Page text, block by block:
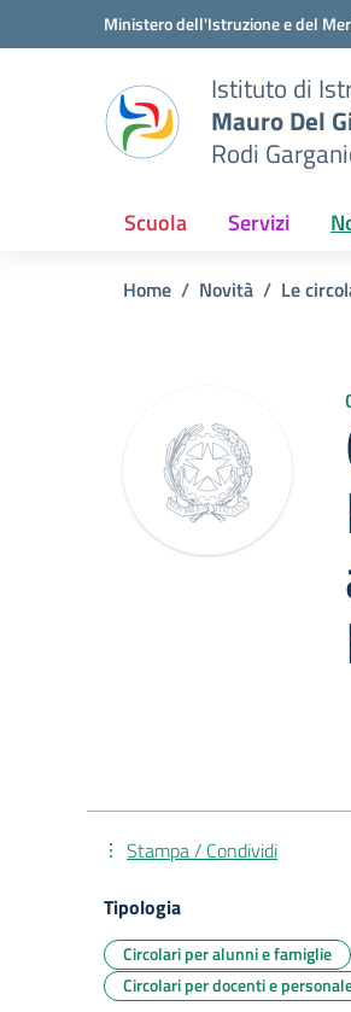
Vai ai contenuti
Vai al menu di navigazioneMinistero dell'Istruzione e del
Istituto di
Mauro Del
Rodi
Scuola Servizi
Home Novità Le
Stampa / Condividi
Tipologia
Circolari per alunni e famiglie
Circolari per docenti e